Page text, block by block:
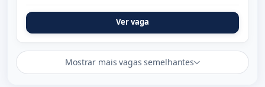
Ver vaga
Mostrar mais vagas semelhantes